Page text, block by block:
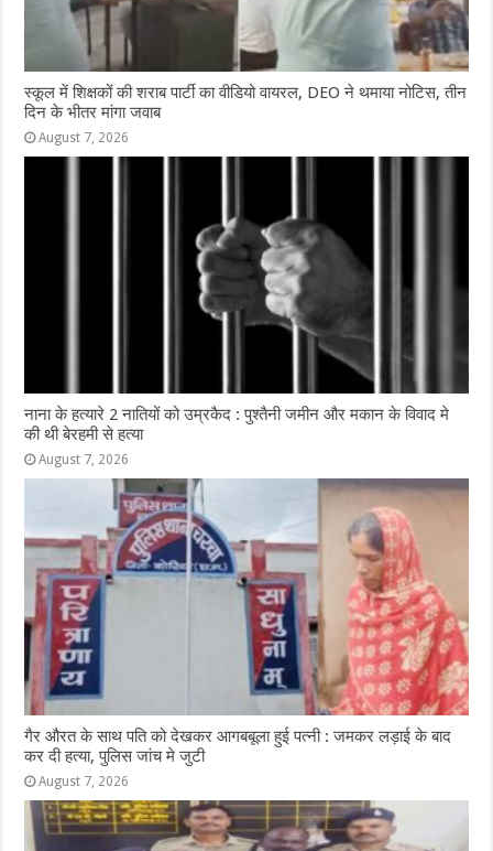
स्कूल में शिक्षकों की शराब पार्टी का वीडियो वायरल, DEO ने थमाया नोटिस, तीन
दिन के भीतर मांगा जवाब
August 7, 2026
नाना के हत्यारे 2 नातियों को उम्रकैद : पुश्तैनी जमीन और मकान के विवाद मे
की थी बेरहमी से हत्या
August 7, 2026
गैर औरत के साथ पति को देखकर आगबबूला हुई पत्नी : जमकर लड़ाई के बाद
कर दी हत्या, पुलिस जांच मे जुटी
August 7, 2026